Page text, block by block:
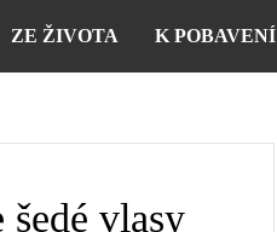
ZE ŽIVOTA K POBAVENÍ
vlasy